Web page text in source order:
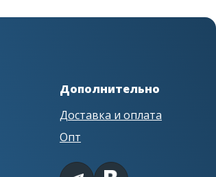
Дополнительно
Доставка и оплата
Опт